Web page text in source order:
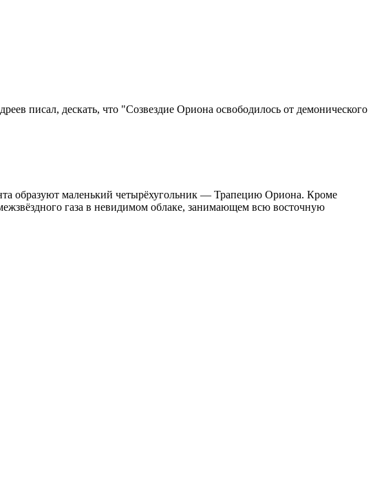
писал, дескать, что "Созвездие Ориона освободилось от демонического
образуют маленький четырёхугольник — Трапецию Ориона. Кроме
газа в невидимом облаке, занимающем всю восточную